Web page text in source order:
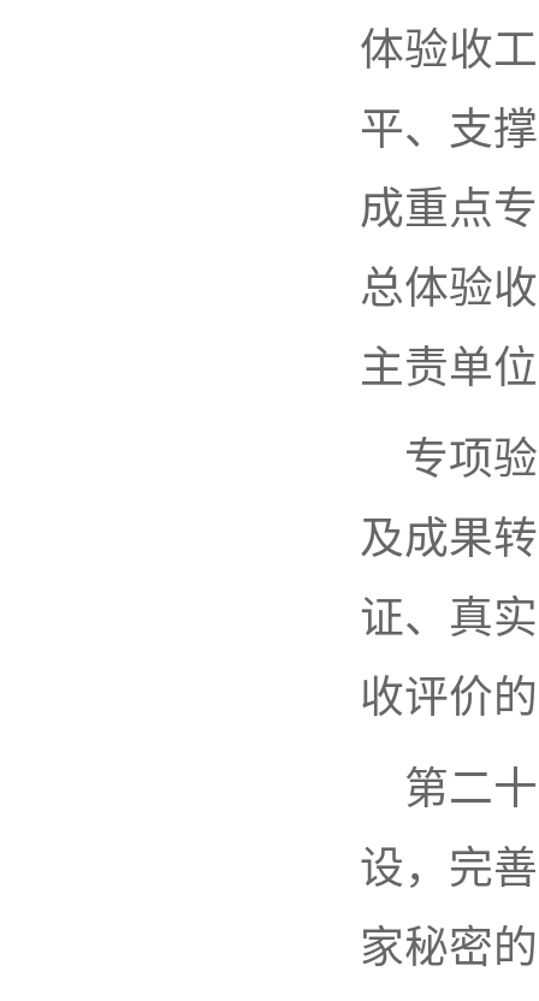
体验收
平、支
成重点
总体验
主责单
专项
及成果
证、真
收评价
第二
设，完
家秘密